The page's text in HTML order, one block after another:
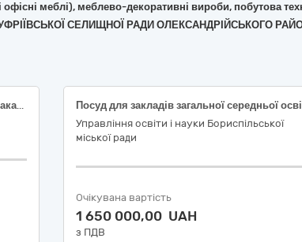
офісні меблі), меблево-декоративні вироби, побутова
СЕЛИЩНОЇ РАДИ ОЛЕКСАНДРІЙСЬКОГО
Інвентар для догляду за службовими собаками
Управління освіти і науки Бориспільської
міської ради
Очікувана вартість
1 650 000,00 UAH
з ПДВ